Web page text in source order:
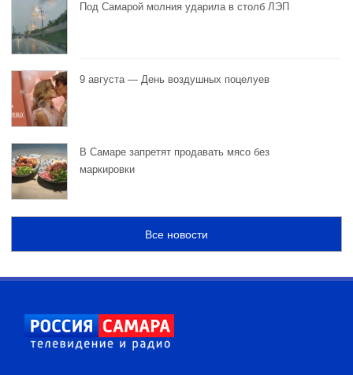
Под Самарой молния ударила в столб ЛЭП
9 августа — День воздушных поцелуев
В Самаре запретят продавать мясо без
маркировки
Все новости